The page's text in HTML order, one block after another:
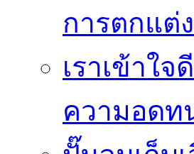
การตกแต่
เราเข้าใ
ความอดท